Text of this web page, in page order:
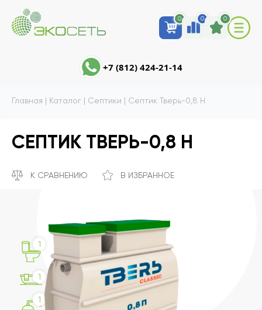
0 0 0
+7 (812) 424-21-14
Главная | Каталог | Септики | Септик Тверь-0,8 Н
СЕПТИК ТВЕРЬ-0,8 Н
К СРАВНЕНИЮ В ИЗБРАННОЕ
1
1
1